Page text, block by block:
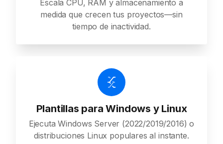
Escala CPU, RAM y almacenamiento a
medida que crecen tus proyectos—sin
tiempo de inactividad.
Plantillas para Windows y Linux
Ejecuta Windows Server (2022/2019/2016) o
distribuciones Linux populares al instante.